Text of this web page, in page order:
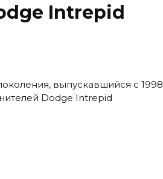
Intrepid
выпускавшийся с 1998
Dodge Intrepid